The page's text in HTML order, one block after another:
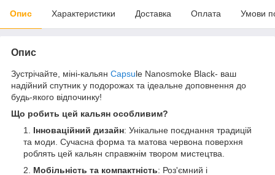
Опис Характеристики Доставка Оплата Умови
Опис
Зустрічайте, міні-кальян Capsule Nanosmoke Black- ваш
надійний спутник у подорожах та ідеальне доповнення до
будь-якого відпочинку!
Що робить цей кальян особливим?
Інноваційний дизайн: Унікальне поєднання традицій
та моди. Сучасна форма та матова червона поверхня
роблять цей кальян справжнім твором мистецтва.
Мобільність та компактність: Роз'ємний і